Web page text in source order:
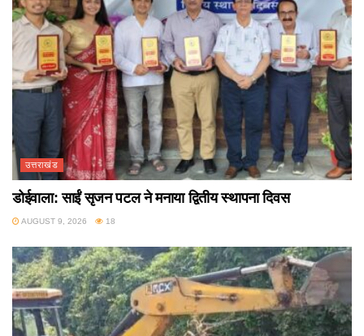
उत्तराखंड
डोईवाला: साईं सृजन पटल ने मनाया द्वितीय स्थापना दिवस
AUGUST 9, 2026 18